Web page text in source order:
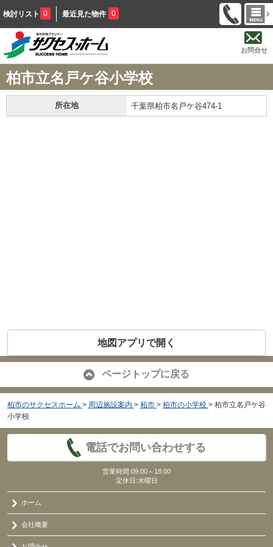
検討リスト 0 最近見た物件 0
お問合せ
柏市立名戸ケ谷小学校
所在地 千葉県柏市名戸ケ谷474-1
地図アプリで開く
ページトップに戻る
柏市のサクセスホーム > 周辺施設案内 > 柏市 > 柏市の小学校 > 柏市立名戸ケ谷
小学校
電話でお問い合わせする
営業時間:09:00～18:00
定休日:水曜日
ホーム
会社概要